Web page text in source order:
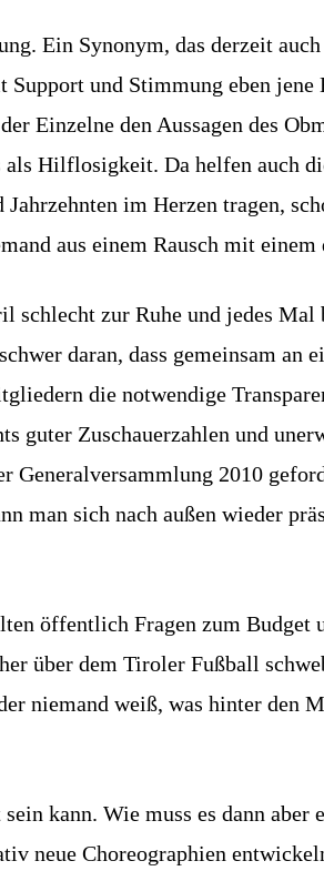
Ein Synonym, das derzeit
und Stimmung eben jene
Einzelne den Aussagen des
Hilflosigkeit. Da helfen auch
im Herzen tragen,
aus einem Rausch mit
zur Ruhe und jedes
daran, dass gemeinsam an
die notwendige
Zuschauerzahlen und
Generalversammlung 2010
man sich nach außen wieder
öffentlich Fragen zum Budget
über dem Tiroler Fußball
niemand weiß, was hinter den
kann. Wie muss es dann aber
neue Choreographien